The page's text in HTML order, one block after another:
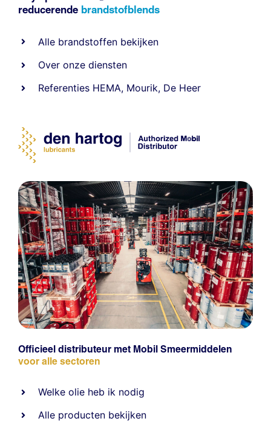
reducerende brandstofblends
Alle brandstoffen bekijken
Over onze diensten
Referenties HEMA, Mourik, De Heer
Officieel distributeur met Mobil Smeermiddelen
voor alle sectoren
Welke olie heb ik nodig
Alle producten bekijken